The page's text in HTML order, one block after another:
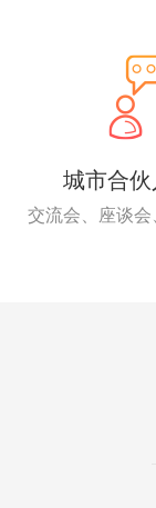
城市合
交流会、座谈